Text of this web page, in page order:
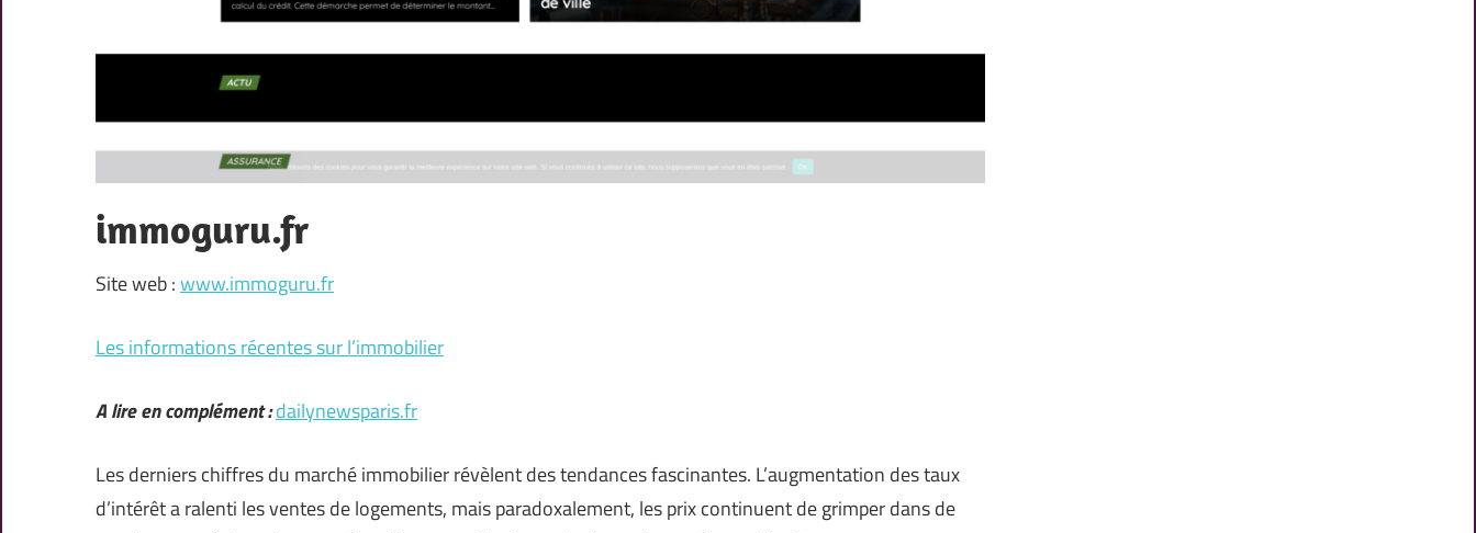
immoguru.fr
Site web :www.immoguru.fr
Les informations récentes sur l’immobilier
A lire en complément :dailynewsparis.fr
Les derniers chiffres du marché immobilier révèlent des tendances fascinantes. L’augmentation des taux
d’intérêt a ralenti les ventes de logements, mais paradoxalement, les prix continuent de grimper dans de